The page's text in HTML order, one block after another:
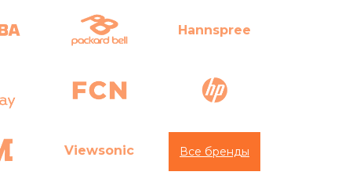
Hannspree
Viewsonic Все бренды